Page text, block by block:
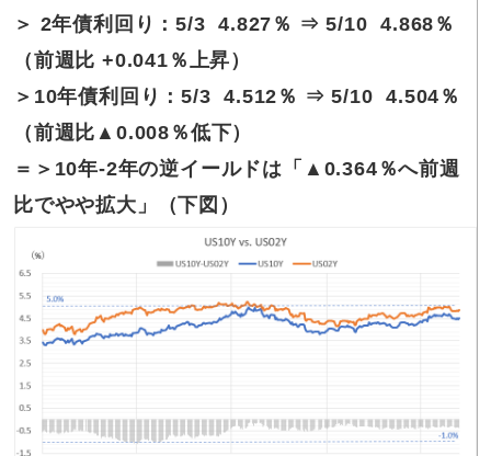
＞ 2年債利回り：5/3 4.827％ ⇒ 5/10 4.868％
（前週比 +0.041％上昇）
＞10年債利回り：5/3 4.512％ ⇒ 5/10 4.504％
（前週比 ▲0.008％低下）
＝＞10年-2年の逆イールドは「▲0.364％へ前週
比でやや拡大」（下図）